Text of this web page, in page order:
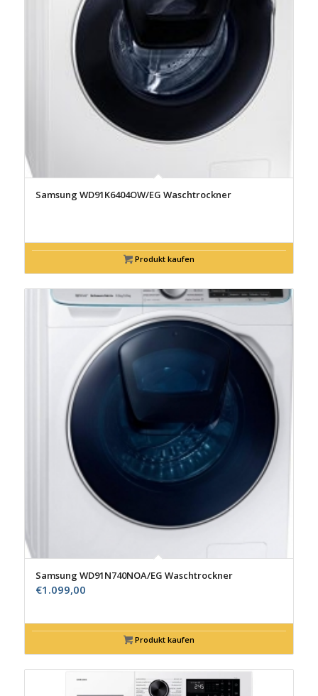
Samsung WD91K6404OW/EG Waschtrockner
Produkt kaufen
Samsung WD91N740NOA/EG Waschtrockner
€1.099,00
Produkt kaufen